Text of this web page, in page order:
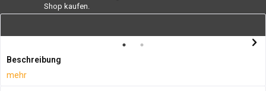
Shop kaufen.
Beschreibung
mehr